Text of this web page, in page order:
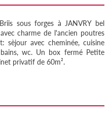
sous forges à JANVRY bel
charme de l'ancien poutres
sèjour avec cheminée, cuisine
wc. Un box fermé Petite
privatif de 60m².